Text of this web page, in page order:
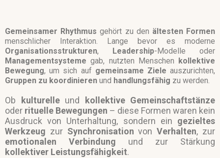
Gemeinsamer Rhythmus gehört zu den ältesten Formen
menschlicher Interaktion. Lange bevor es moderne
Organisationsstrukturen, Leadership-Modelle oder
Managementsysteme gab, nutzten Menschen
kollektive
Bewegung, um sich auf gemeinsame Ziele auszurichten,
Gruppen zu koordinieren und handlungsfähig zu werden.
Ob kulturelleund kollektive Gemeinschaftstänze
oder rituelle Bewegungen – diese Formen waren kein
Ausdruck von Unterhaltung, sondern ein gezieltes
Werkzeug zur Synchronisation vonVerhalten, zur
emotionalen Verbindung und zur Stärkung
kollektiver Leistungsfähigkeit.